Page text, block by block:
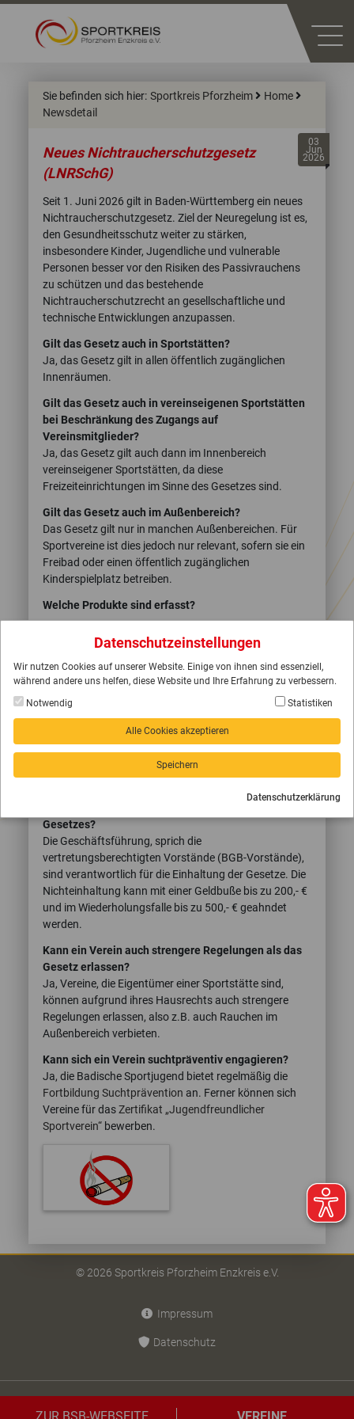
Datenschutzeinstellungen
Wir nutzen Cookies auf unserer Website. Einige von ihnen sind essenziell,
während andere uns helfen, diese Website und Ihre Erfahrung zu verbessern.
Notwendig
Statistiken
Alle Cookies akzeptieren
Speichern
Datenschutzerklärung
Sie befinden sich hier: Sportkreis Pforzheim
Home
Newsdetail
03
Jun
2026
Neues Nichtraucherschutzgesetz
(LNRSchG)
Seit 1. Juni 2026 gilt in Baden-Württemberg ein neues
Nichtraucherschutzgesetz. Ziel der Neuregelung ist es,
den Gesundheitsschutz weiter zu stärken,
insbesondere Kinder, Jugendliche und vulnerable
Personen besser vor den Risiken des Passivrauchens
zu schützen und das bestehende
Nichtraucherschutzrecht an gesellschaftliche und
technische Entwicklungen anzupassen.
Gilt das Gesetz auch in Sportstätten?
Ja, das Gesetz gilt in allen öffentlich zugänglichen
Innenräumen.
Gilt das Gesetz auch in vereinseigenen Sportstätten
bei Beschränkung des Zugangs auf
Vereinsmitglieder?
Ja, das Gesetz gilt auch dann im Innenbereich
vereinseigener Sportstätten, da diese
Freizeiteinrichtungen im Sinne des Gesetzes sind.
Gilt das Gesetz auch im Außenbereich?
Das Gesetz gilt nur in manchen Außenbereichen. Für
Sportvereine ist dies jedoch nur relevant, sofern sie ein
Freibad oder einen öffentlich zugänglichen
Kinderspielplatz betreiben.
Welche Produkte sind erfasst?
elektronische Zigaretten,
Verdampfer,
Wasserpfeifen und ähnliche Produkte,
Damit gelten die Rauch- und Benutzungsverbote
unabhängig davon, welche Stoffe konsumiert werden.
Gesetzes?
Die Geschäftsführung, sprich die
vertretungsberechtigten Vorstände (BGB-Vorstände),
sind verantwortlich für die Einhaltung der Gesetze. Die
Nichteinhaltung kann mit einer Geldbuße bis zu 200,- €
und im Wiederholungsfalle bis zu 500,- € geahndet
werden.
Kann ein Verein auch strengere Regelungen als das
Gesetz erlassen?
Ja, Vereine, die Eigentümer einer Sportstätte sind,
können aufgrund ihres Hausrechts auch strengere
Regelungen erlassen, also z.B. auch Rauchen im
Außenbereich verbieten.
Kann sich ein Verein suchtpräventiv engagieren?
Ja, die Badische Sportjugend bietet regelmäßig die
Fortbildung Suchtprävention an. Ferner können sich
Vereine für dasZertifikat „Jugendfreundlicher
Sportverein“ bewerben.
© 2026 Sportkreis Pforzheim Enzkreis e.V.
Impressum
Datenschutz